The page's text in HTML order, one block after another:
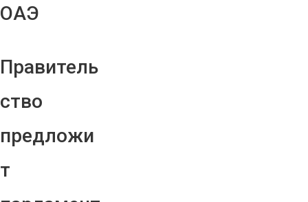
ОАЭ
Правитель
ство
предложи
т